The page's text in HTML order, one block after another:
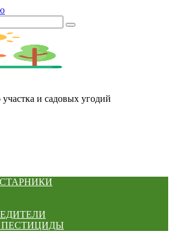
и садовых угодий
ПЕСТИЦИДЫ